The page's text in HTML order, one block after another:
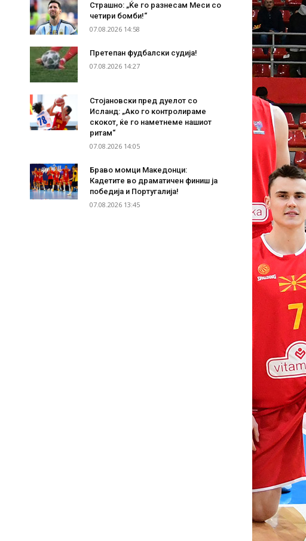
Страшно: „Ќе го разнесам Меси со
четири бомби!“
07.08.2026 14:58
Претепан фудбалски судија!
07.08.2026 14:27
Стојановски пред дуелот со
Исланд: „Ако го контролираме
скокот, ќе го наметнеме нашиот
ритам“
07.08.2026 14:05
Браво момци Македонци:
Кадетите во драматичен финиш ја
победија и Португалија!
07.08.2026 13:45